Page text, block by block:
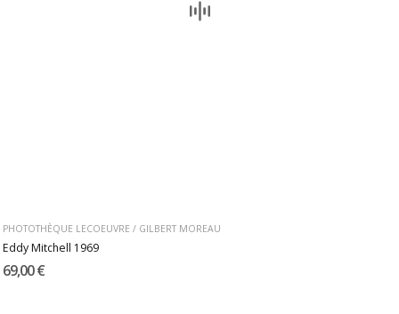
PHOTOTHÈQUE LECOEUVRE / GILBERT MOREAU
Eddy Mitchell 1969
69,00 €